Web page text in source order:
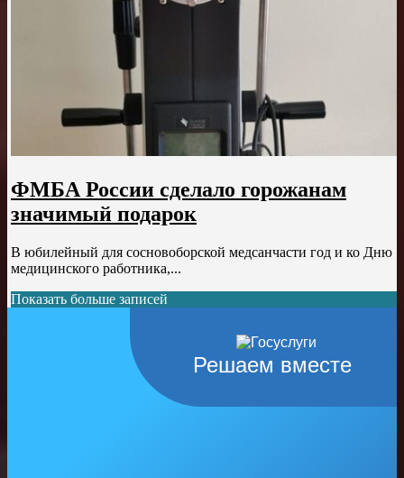
ФМБА России сделало горожанам
значимый подарок
В юбилейный для сосновоборской медсанчасти год и ко Дню
медицинского работника,...
Показать больше записей
Решаем вместе